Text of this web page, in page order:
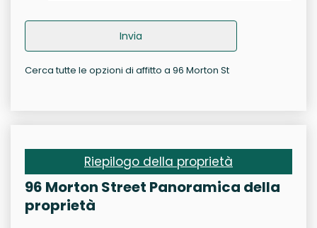
Invia
Cerca tutte le opzioni di affitto a 96 Morton St
Riepilogo della proprietà
96 Morton Street Panoramica della
proprietà